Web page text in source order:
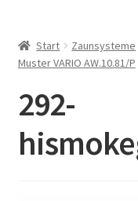
Start Zaunsysteme
Muster VARIO AW.10.81/P
292-